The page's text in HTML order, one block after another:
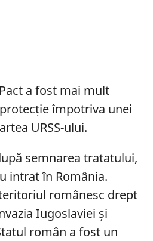
a fost mai mult
împotriva unei
URSS-ului.
semnarea tratatului,
intrat în România.
românesc drept
Iugoslaviei și
român a fost un